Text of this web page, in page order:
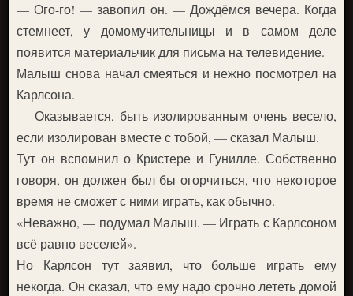
— Ого-го! — завопил он. — Дождёмся вечера. Когда
стемнеет, у домомучительницы и в самом деле
появится материальчик для письма на телевидение.
Малыш снова начал смеяться и нежно посмотрел на
Карлсона.
— Оказывается, быть изолированным очень весело,
если изолирован вместе с тобой, — сказал Малыш.
Тут он вспомнил о Кристере и Гунилле. Собственно
говоря, он должен был бы огорчиться, что некоторое
время не сможет с ними играть, как обычно.
«Неважно, — подумал Малыш. — Играть с Карлсоном
всё равно веселей».
Но Карлсон тут заявил, что больше играть ему
некогда. Он сказал, что ему надо срочно лететь домой